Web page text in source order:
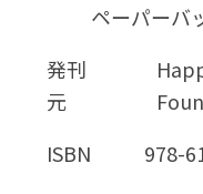
ペーパーバ
発刊
元
ISBN
978-